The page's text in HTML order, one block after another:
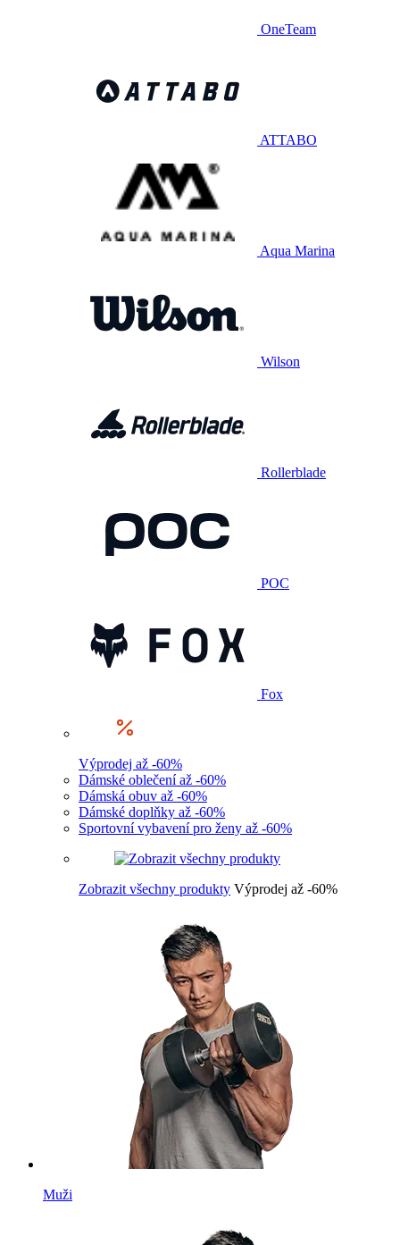
OneTeam
ATTABO
Aqua Marina
Wilson
Rollerblade
POC
Fox
Výprodej až -60%
Dámské oblečení až -60%
Dámská obuv až -60%
Dámské doplňky až -60%
Sportovní vybavení pro ženy až -60%
Zobrazit všechny produkty Výprodej až -60%
Muži